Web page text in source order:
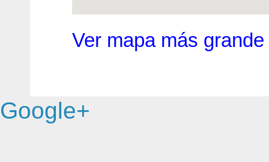
Ver mapa más grande
Google+